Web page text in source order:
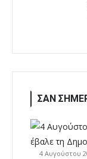
ΣΑΝ
4 Αυγούστου